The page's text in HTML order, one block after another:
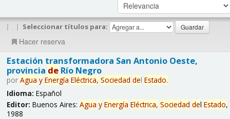
| | Seleccionar títulos para:
Hacer reserva
Estación transformadora San Antonio Oeste,
provincia deRío Negro
por Agua y Energía Eléctrica, Sociedad del Estado.
Idioma: Español
Editor: Buenos Aires: Agua y Energía Eléctrica, Sociedad del Estado,
1988